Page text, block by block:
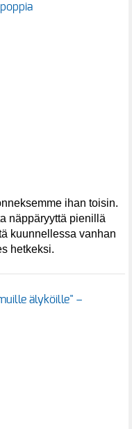
ihan toisin.
näppäryyttä pienillä
kuunnellessa vanhan
hetkeksi.
älyköille" –